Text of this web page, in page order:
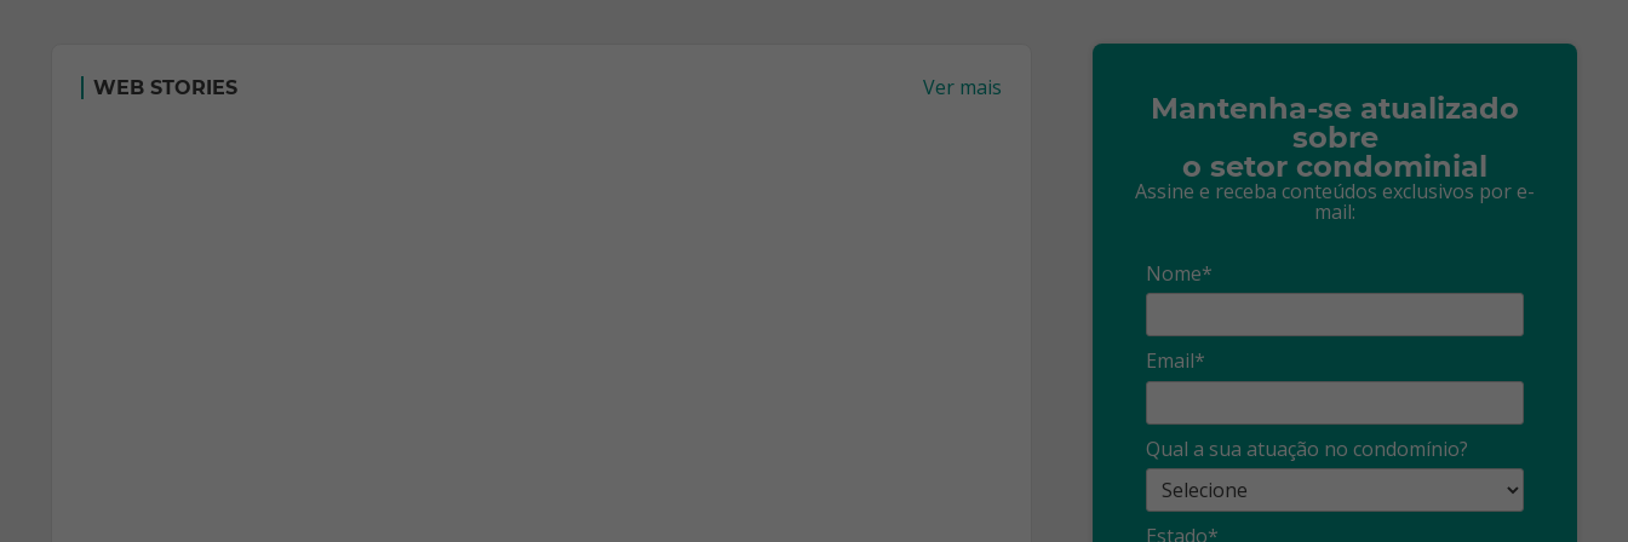
WEB STORIES Ver mais
Mantenha-se atualizado
sobre
o setor condominial
Assine e receba conteúdos exclusivos por e-
mail:
Nome*
Email*
Qual a sua atuação no condomínio?
Estado*